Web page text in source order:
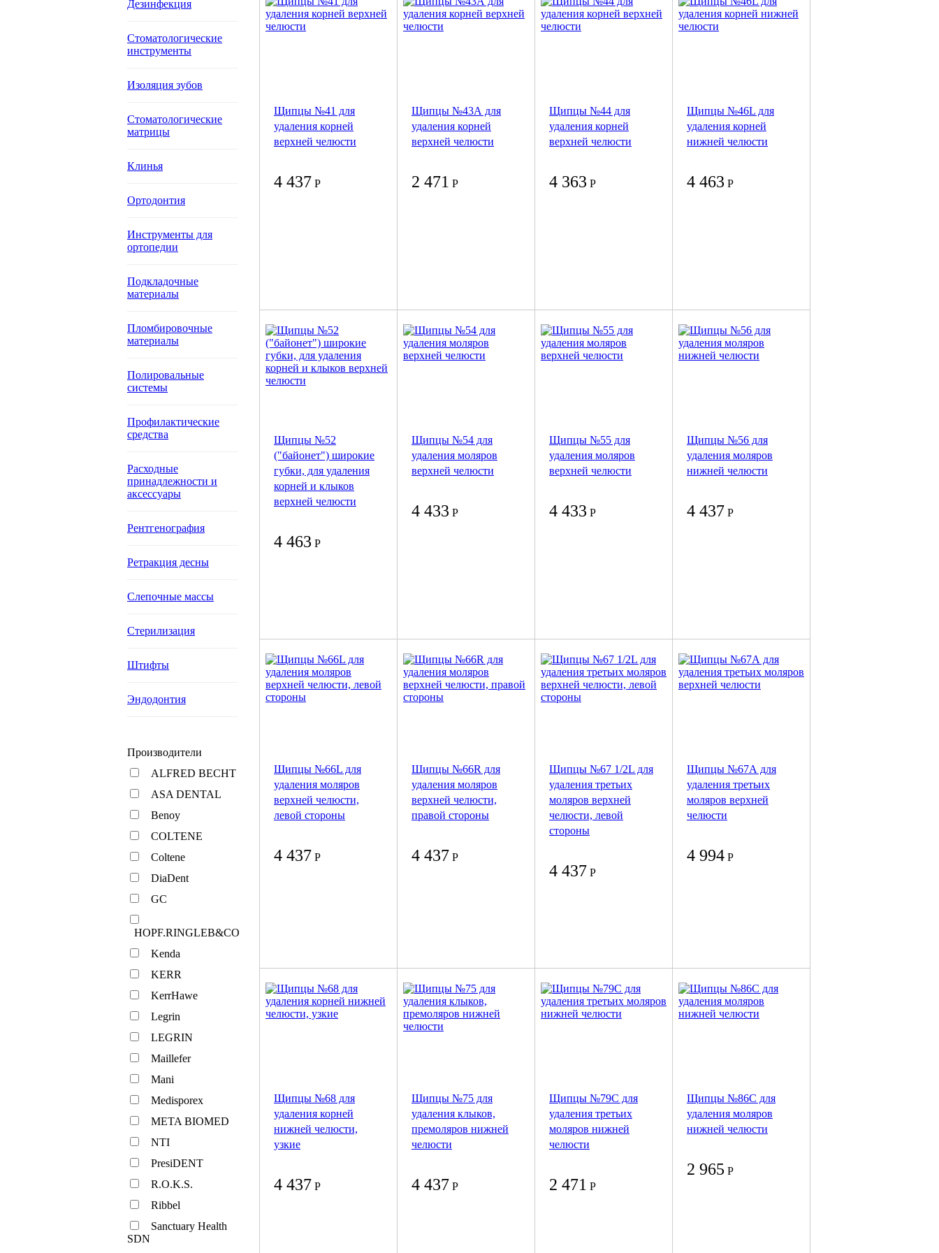
Дезинфекция
Стоматологические
инструменты
Изоляция зубов
Стоматологические
матрицы
Клинья
Ортодонтия
Инструменты для
ортопедии
Подкладочные
материалы
Пломбировочные
материалы
Полировальные
системы
Профилактические
средства
Расходные
принадлежности и
аксессуары
Рентгенография
Ретракция десны
Слепочные массы
Стерилизация
Штифты
Эндодонтия
Производители
ALFRED BECHT
ASA DENTAL
Benoy
COLTENE
Coltene
DiaDent
GC
HOPF.RINGLEB&CO
Kenda
KERR
KerrHawe
Legrin
LEGRIN
Maillefer
Mani
Medisporex
META BIOMED
NTI
PresiDENT
R.O.K.S.
Ribbel
Sanctuary Health
SDN
Щипцы №41 для
удаления корней
верхней челюсти
4 437 Р
Щипцы №43А для
удаления корней
верхней челюсти
2 471 Р
Щипцы №44 для
удаления корней
верхней челюсти
4 363 Р
Щипцы №46L для
удаления корней
нижней челюсти
4 463 Р
Щипцы №52
("байонет") широкие
губки, для удаления
корней и клыков
верхней челюсти
4 463 Р
Щипцы №54 для
удаления моляров
верхней челюсти
4 433 Р
Щипцы №55 для
удаления моляров
верхней челюсти
4 433 Р
Щипцы №56 для
удаления моляров
нижней челюсти
4 437 Р
Щипцы №66L для
удаления моляров
верхней челюсти,
левой стороны
4 437 Р
Щипцы №66R для
удаления моляров
верхней челюсти,
правой стороны
4 437 Р
Щипцы №67 1/2L для
удаления третьих
моляров верхней
челюсти, левой
стороны
4 437 Р
Щипцы №67А для
удаления третьих
моляров верхней
челюсти
4 994 Р
Щипцы №68 для
удаления корней
нижней челюсти,
узкие
4 437 Р
Щипцы №75 для
удаления клыков,
премоляров нижней
челюсти
4 437 Р
Щипцы №79С для
удаления третьих
моляров нижней
челюсти
2 471 Р
Щипцы №86С для
удаления моляров
нижней челюсти
2 965 Р